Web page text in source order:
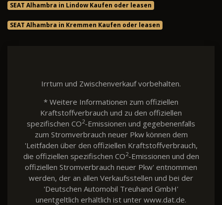
SEAT Alhambra in Lindow Kaufen oder leasen
SEAT Alhambra in Kremmen Kaufen oder leasen
Irrtum und Zwischenverkauf vorbehalten.
* Weitere Informationen zum offiziellen
Kraftstoffverbrauch und zu den offiziellen
spezifischen CO2-Emissionen und gegebenenfalls
zum Stromverbrauch neuer Pkw können dem
'Leitfaden über den offiziellen Kraftstoffverbrauch,
die offiziellen spezifischen CO2-Emissionen und den
offiziellen Stromverbrauch neuer Pkw' entnommen
werden, der an allen Verkaufsstellen und bei der
'Deutschen Automobil Treuhand GmbH'
unentgeltlich erhältlich ist unter www.dat.de.